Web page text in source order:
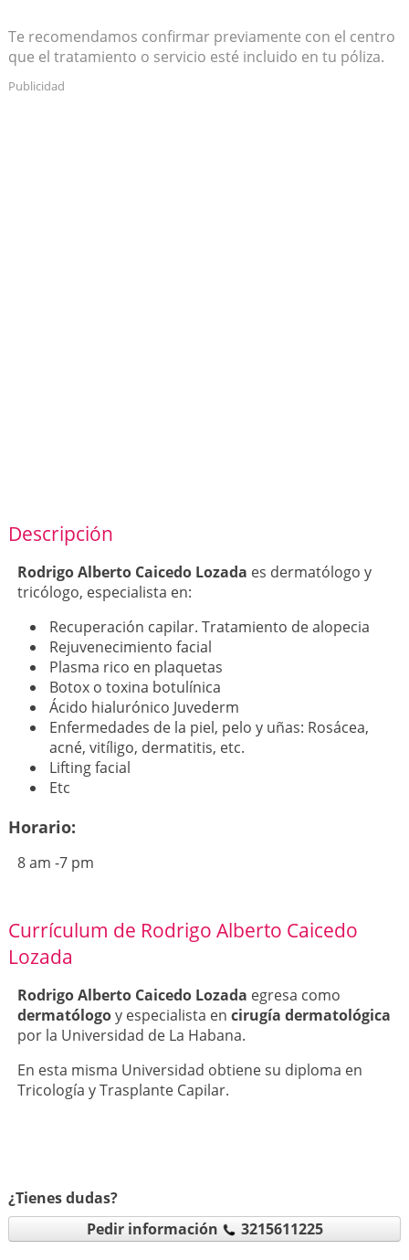
Te recomendamos confirmar previamente con el centro
que el tratamiento o servicio esté incluido en tu póliza.
Publicidad
Descripción
Rodrigo Alberto Caicedo Lozada es dermatólogo y
tricólogo, especialista en:
Recuperación capilar. Tratamiento de alopecia
Rejuvenecimiento facial
Plasma rico en plaquetas
Botox o toxina botulínica
Ácido hialurónico Juvederm
Enfermedades de la piel, pelo y uñas: Rosácea,
acné, vitíligo, dermatitis, etc.
Lifting facial
Etc
Horario:
8 am -7 pm
Currículum de Rodrigo Alberto Caicedo
Lozada
Rodrigo Alberto Caicedo Lozada egresa como
dermatólogoy especialista en cirugía dermatológica
por la Universidad de La Habana.
En esta misma Universidad obtiene su diploma en
Tricología y Trasplante Capilar.
¿Tienes dudas?
Pedir información
3215611225